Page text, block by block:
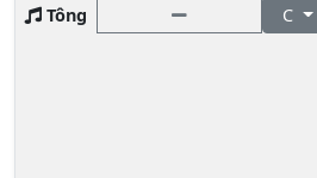
Tông C